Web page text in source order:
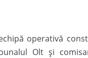
operativă
Olt şi